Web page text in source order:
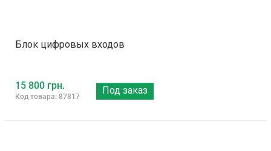
Блок цифровых входов
15 800 грн.
Код товара: 87817
Под заказ